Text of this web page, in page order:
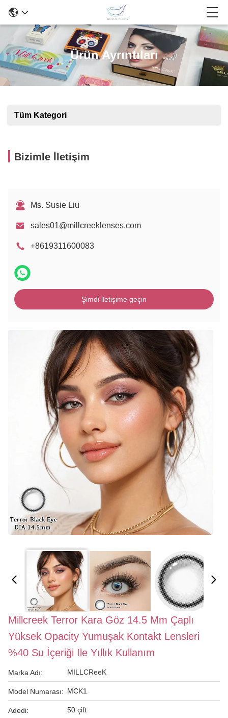
Ürün Ayrıntıları
Tüm Kategori
Bizimle İletişim
Ms. Susie Liu
sales01@millcreeklenses.com
+8619311600083
Şimdi iletişime geçin
Millcreek Terror Kara Göz 14.5 Mm Çaplı
Yüksek Opacity Yumuşak Kontakt Lensleri
%40 Su İçeriği Ile Yıllık Kullanım
Marka Adı: MILLCReeK
Model Numarası: MCK1
Adedi: 50 çift